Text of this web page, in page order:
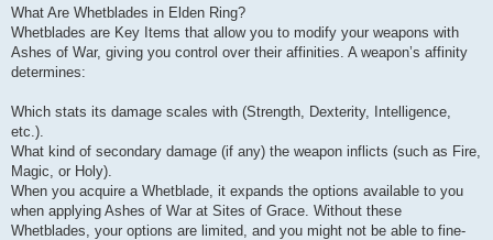
What Are Whetblades in Elden Ring?
Whetblades are Key Items that allow you to modify your weapons with
Ashes of War, giving you control over their affinities. A weapon’s affinity
determines:
Which stats its damage scales with (Strength, Dexterity, Intelligence,
etc.).
What kind of secondary damage (if any) the weapon inflicts (such as Fire,
Magic, or Holy).
When you acquire a Whetblade, it expands the options available to you
when applying Ashes of War at Sites of Grace. Without these
Whetblades, your options are limited, and you might not be able to fine-